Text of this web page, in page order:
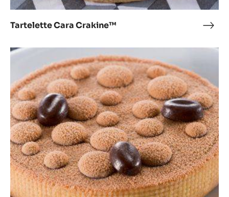
Tartelette Cara Crakine™
Tartelette
Crokine